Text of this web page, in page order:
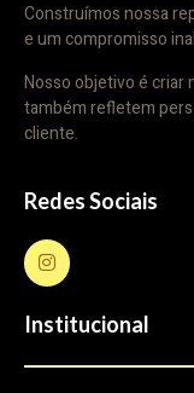
Construímos nossa
e um compromisso
Nosso objetivo é criar
também refletem
cliente.
Redes Sociais
Institucional